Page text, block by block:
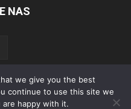
NAS
Servis Tuning
Sport
Povijest
we give you the best
continue to use this site we
are happy with it.